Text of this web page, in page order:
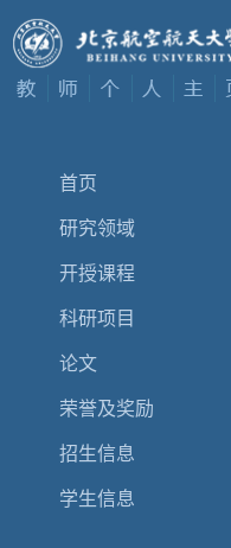
首页
研究领域
开授课程
科研项目
论文
荣誉及奖励
招生信息
学生信息